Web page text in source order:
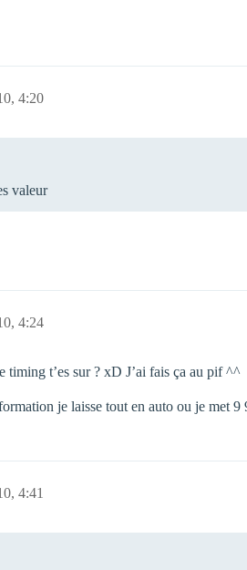
4:20
valeur
4:24
timing t’es sur ? xD J’ai fais ça au pif ^^
je laisse tout en auto ou je met 9
4:41